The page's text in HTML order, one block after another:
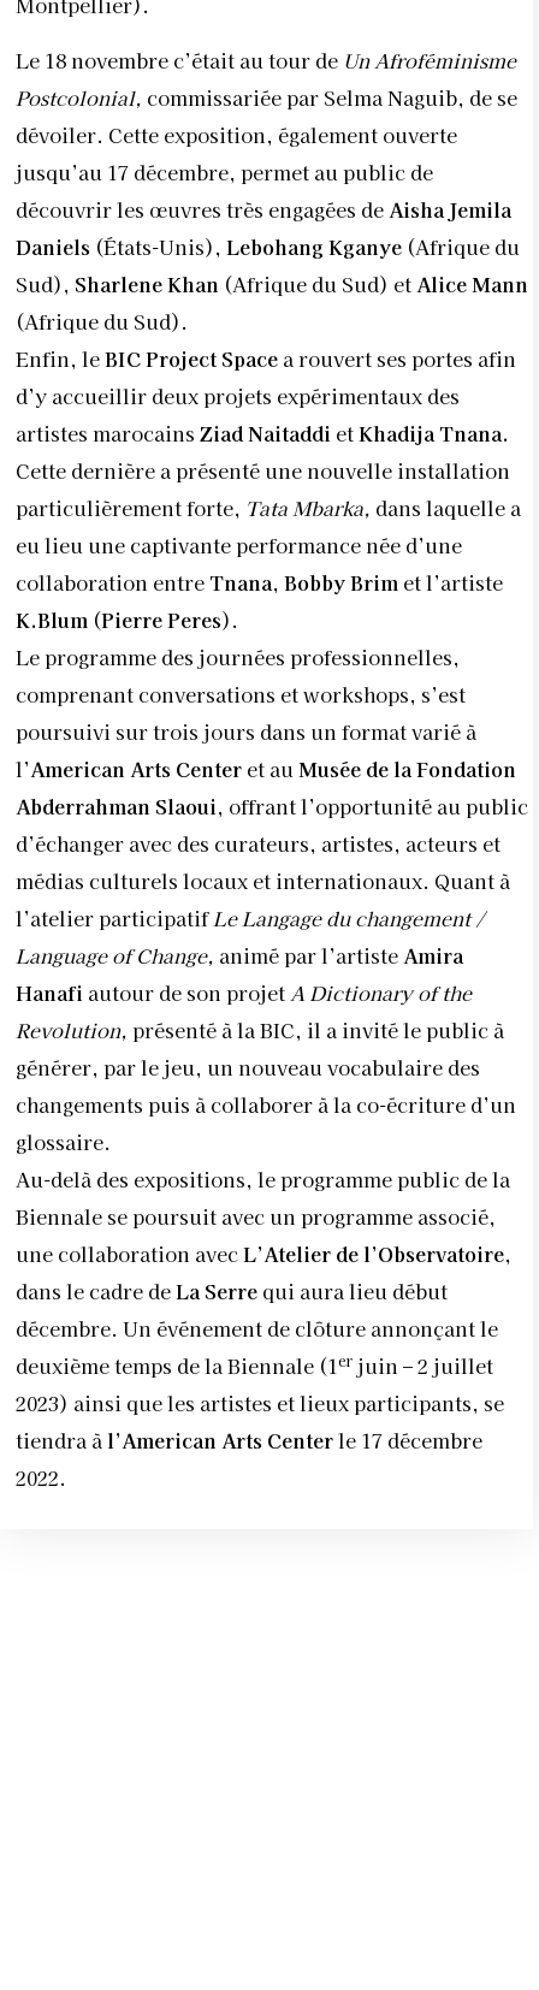
Le 18 novembre c’était au tour de Un Afroféminisme
Postcolonial, commissariée par Selma Naguib, de se
dévoiler. Cette exposition, également ouverte
jusqu’au 17 décembre, permet au public de
découvrir les œuvres très engagées de Aisha Jemila
Daniels (États-Unis), Lebohang Kganye (Afrique du
Sud), Sharlene Khan (Afrique du Sud) et Alice Mann
(Afrique du Sud).
Enfin, leBIC Project Space a rouvert ses portes afin
d’y accueillir deux projets expérimentaux des
artistes marocains Ziad Naitaddi etKhadija Tnana.
Cette dernière a présenté une nouvelle installation
particulièrement forte, Tata Mbarka, dans laquelle a
eu lieu une captivante performance née d’une
collaboration entreTnana, Bobby Brim et l’artiste
K.Blum (Pierre Peres).
Le programme des journées professionnelles,
comprenant conversations et workshops, s’est
poursuivi sur trois jours dans un format varié à
l’American Arts Center et au Musée de la Fondation
Abderrahman Slaoui, offrant l’opportunité au public
d’échanger avec des curateurs, artistes, acteurs et
médias culturels locaux et internationaux. Quant à
l’atelier participatif Le Langage du changement /
Language of Change, animé par l’artiste Amira
Hanafi autour de son projet A Dictionary of the
Revolution, présenté à la BIC, il a invité le public à
générer, par le jeu, un nouveau vocabulaire des
changements puis à collaborer à la co-écriture d’un
glossaire.
Au-delà des expositions, le programme public de la
Biennale se poursuit avec un programme associé,
une collaboration avecL’Atelier de l’Observatoire,
dans le cadre deLa Serre qui aura lieu début
décembre. Un événement de clôture annonçant le
deuxième temps de la Biennale (1er juin – 2 juillet
2023) ainsi que les artistes et lieux participants, se
tiendra à l’American Arts Centerle 17 décembre
2022.